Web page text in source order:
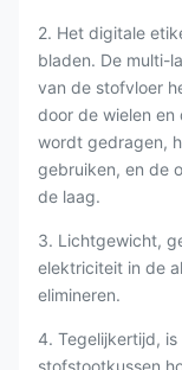
2. Het digitale
bladen. De multi-
van de stofvloer
door de wielen en
wordt gedragen,
gebruiken, en de
de laag.
3. Lichtgewicht,
elektriciteit in de
elimineren.
4. Tegelijkertijd,
stofstootkussen